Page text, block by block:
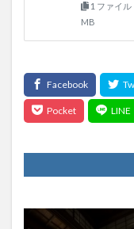
1 ファイル
MB